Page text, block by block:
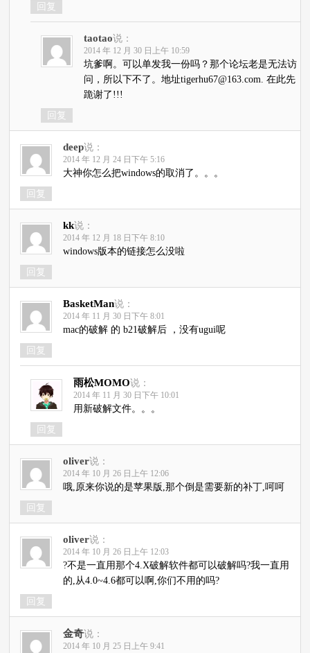
回复
taotao说：
2014 年 12 月 30 日上午 10:59
坑爹啊。可以单发我一份吗？那个论坛老是无法访
问，所以下不了。地址tigerhu67@163.com. 在此先
跪谢了!!!
回复
deep说：
2014 年 12 月 24 日下午 5:16
大神你怎么把windows的取消了。。。
回复
kk说：
2014 年 12 月 18 日下午 8:10
windows版本的链接怎么没啦
回复
BasketMan说：
2014 年 11 月 30 日下午 8:01
mac的破解 的 b21破解后 ，没有ugui呢
回复
雨松MOMO说：
2014 年 11 月 30 日下午 10:01
用新破解文件。。。
回复
oliver说：
2014 年 10 月 26 日上午 12:06
哦,原来你说的是苹果版,那个倒是需要新的补丁,呵呵
回复
oliver说：
2014 年 10 月 26 日上午 12:03
?不是一直用那个4.X破解软件都可以破解吗?我一直用
的,从4.0~4.6都可以啊,你们不用的吗?
回复
金奇说：
2014 年 10 月 25 日上午 9:41